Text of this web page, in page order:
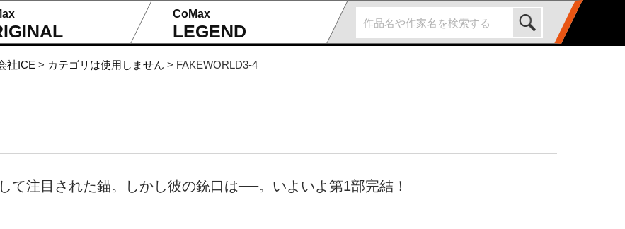
CoMax
LEGEND
社ICE > カテゴリは使用しません > FAKEWORLD3-4
て注目された錨。しかし彼の銃口は──。いよいよ第1部完結！